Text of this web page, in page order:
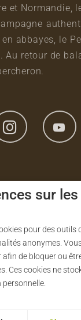
et Normandie,
abbayes, le
Au retour de
du Parc est
du
sur les
pour des outils
anonymes.
de bloquer ou
Ces cookies ne